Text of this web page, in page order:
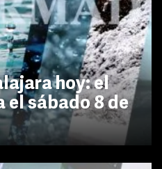
hoy: el
el sábado 8 de